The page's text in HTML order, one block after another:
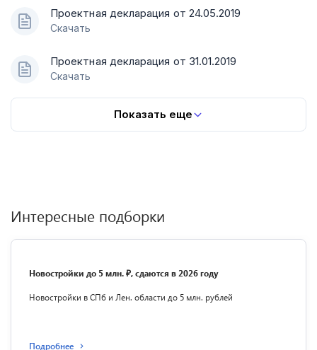
Проектная декларация от 24.05.2019
Скачать
Проектная декларация от 31.01.2019
Скачать
Показать еще
Интересные подборки
Новостройки до 5 млн. ₽, сдаются в 2026 году
Новостройки в СПб и Лен. области до 5 млн. рублей
Подробнее